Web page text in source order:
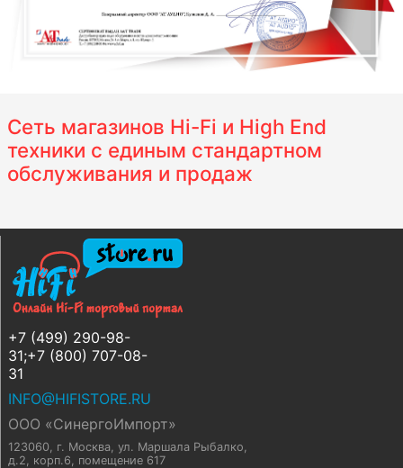
Сеть магазинов Hi-Fi и High End
техники с единым стандартном
обслуживания и продаж
+7 (499) 290-98-
31;+7 (800) 707-08-
31
INFO@HIFISTORE.RU
ООО «СинергоИмпорт»
123060, г. Москва ул. Маршала Рыбалко,
д.2, корп.6, помещение 617